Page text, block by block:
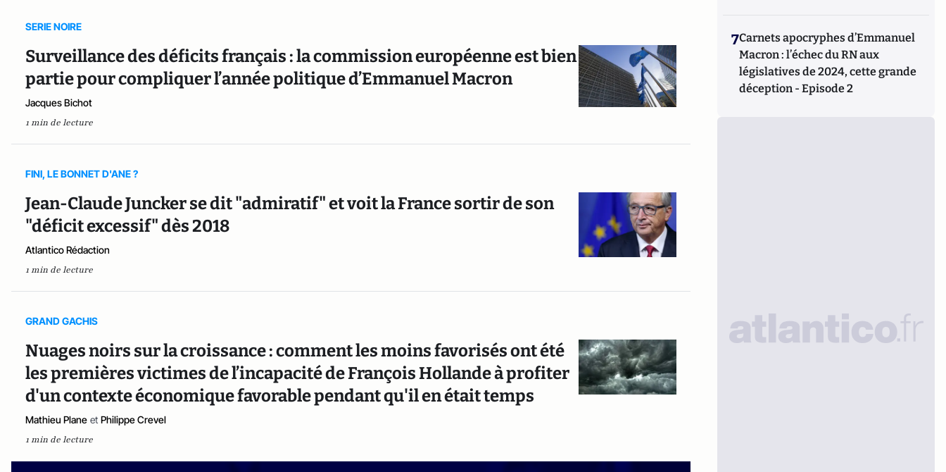
SERIE NOIRE
Surveillance des déficits français : la commission européenne est bien
partie pour compliquer l’année politique d’Emmanuel Macron
Jacques Bichot
1 min de lecture
FINI, LE BONNET D'ANE ?
Jean-Claude Juncker se dit "admiratif" et voit la France sortir de son
"déficit excessif" dès 2018
Atlantico Rédaction
1 min de lecture
GRAND GACHIS
Nuages noirs sur la croissance : comment les moins favorisés ont été
les premières victimes de l’incapacité de François Hollande à profiter
d'un contexte économique favorable pendant qu'il en était temps
Mathieu Plane et Philippe Crevel
1 min de lecture
7Carnets apocryphes d’Emmanuel
Macron : l’échec du RN aux
législatives de 2024, cette grande
déception - Episode 2